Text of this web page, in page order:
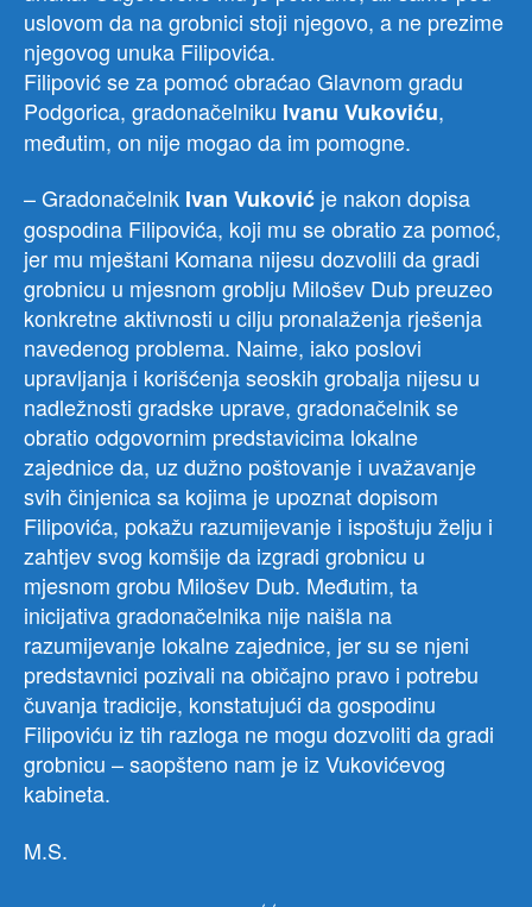
uslovom da na grobnici stoji njegovo, a ne prezime
njegovog unuka Filipovića.
Filipović se za pomoć obraćao Glavnom gradu
Podgorica, gradonačelniku Ivanu Vukoviću,
međutim, on nije mogao da im pomogne.
– Gradonačelnik Ivan Vuković je nakon dopisa
gospodina Filipovića, koji mu se obratio za pomoć,
jer mu mještani Komana nijesu dozvolili da gradi
grobnicu u mjesnom groblju Milošev Dub preuzeo
konkretne aktivnosti u cilju pronalaženja rješenja
navedenog problema. Naime, iako poslovi
upravljanja i korišćenja seoskih grobalja nijesu u
nadležnosti gradske uprave, gradonačelnik se
obratio odgovornim predstavicima lokalne
zajednice da, uz dužno poštovanje i uvažavanje
svih činjenica sa kojima je upoznat dopisom
Filipovića, pokažu razumijevanje i ispoštuju želju i
zahtjev svog komšije da izgradi grobnicu u
mjesnom grobu Milošev Dub. Međutim, ta
inicijativa gradonačelnika nije naišla na
razumijevanje lokalne zajednice, jer su se njeni
predstavnici pozivali na običajno pravo i potrebu
čuvanja tradicije, konstatujući da gospodinu
Filipoviću iz tih razloga ne mogu dozvoliti da gradi
grobnicu – saopšteno nam je iz Vukovićevog
kabineta.
M.S.